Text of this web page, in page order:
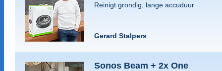
Reinigt grondig, lange accuduur
Gerard Stalpers
Sonos Beam + 2x One